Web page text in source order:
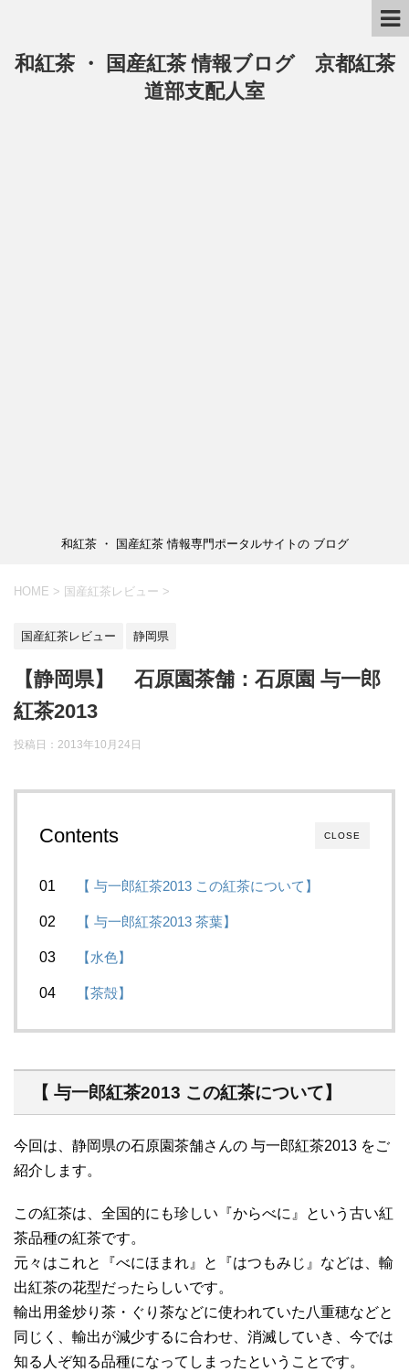
和紅茶 ・ 国産紅茶 情報ブログ 京都紅茶
道部支配人室
和紅茶 ・ 国産紅茶 情報専門ポータルサイトの ブログ
HOME > 国産紅茶レビュー >
国産紅茶レビュー 静岡県
【静岡県】 石原園茶舗：石原園 与一郎
紅茶2013
投稿日：2013年10月24日
CLOSE
Contents
【 与一郎紅茶2013 この紅茶について】
【 与一郎紅茶2013 茶葉】
【水色】
【茶殻】
【 与一郎紅茶2013 この紅茶について】
今回は、静岡県の石原園茶舗さんの 与一郎紅茶2013 をご
紹介します。
この紅茶は、全国的にも珍しい『からべに』という古い紅
茶品種の紅茶です。
元々はこれと『べにほまれ』と『はつもみじ』などは、輸
出紅茶の花型だったらしいです。
輸出用釜炒り茶・ぐり茶などに使われていた八重穂などと
同じく、輸出が減少するに合わせ、消滅していき、今では
知る人ぞ知る品種になってしまったということです。